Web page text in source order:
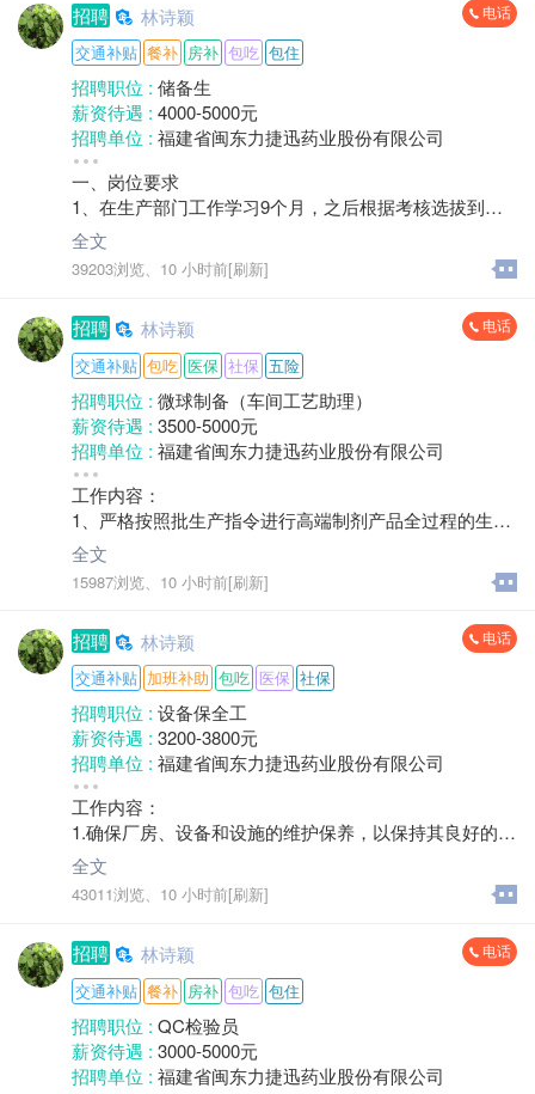
4、做好偏差管理、变更管理、GMP规范生产、记录审核
工作。
任职要求：
1、掌握生产工艺及流程、岗位关键风险控制。
2、熟练设备工作原理和操作方法，有粉针、冻干的工作
经验优先考虑。
3、生产数据与质量问题的分析能力。
4、掌握人力资源管理的人员培训、绩效考核、激励机制
的方法。
5、良好组织能力，跨部门沟通与协调能力。
招聘 林诗颖 电话
交通补贴 餐补 房补 包吃 包住
招聘职位 : 储备生
薪资待遇 : 4000-5000元
招聘单位 : 福建省闽东力捷迅药业股份有限公司
招聘人数 :
性别要求 :性别不限
年龄要求 :年龄不限
学历要求 :
工作经验 :
经验不限
一、岗位要求
1、在生产部门工作学习9个月，之后根据考核选拔到不
同的岗位定岗:工艺、技术、QA、QC2、认真负责，保证
出勤，能独立完成岗位本职工作3.能配合生产出勤，能接
受晚班，能完成岗位工作
1、顶岗学习初期:8:00-17:30
2、后续逐步按生产排班时间工作，根据任务进行，8:00
上班，下班时间根据生产安排不固定，平均每月按法定2
1.75天出勤，通过调休进行调节安排
3、定岗后按照定岗岗位时间安排
全文
39203浏览、 10 小时前[刷新]
招聘 林诗颖 电话
交通补贴 包吃 医保 社保 五险
招聘职位 : 微球制备（车间工艺助理）
薪资待遇 : 3500-5000元
招聘单位 : 福建省闽东力捷迅药业股份有限公司
招聘人数 :
性别要求 :
年龄要求 :35岁以下
学历要求 :
工作经验 :
1-3年
柘荣县 城郊乡
工作内容：
1、严格按照批生产指令进行高端制剂产品全过程的生产
操作；
2、配合高端制剂研究院进行小试放大；
2、负责本岗位工艺规程和标准操作规程的执行，并参与
3、配合工艺验证以及设备再验证工作的实施；
4、负责本岗位生产记录以及附属记录的填写；
5、负责本岗位设备维护保养工作。
任职资格：
1、药学、制药工程、化学工程、生物工程、机械或计算
机等相关专业大专以上学历；
2、了解制药工艺和设备，了解制药行业相关的法规；
3、有1年及以上制药企业从业经验或生产、质量工作经
验者优先；
4、有良好的团队合作精神和责任心，有较强的上进心和
全文
15987浏览、 10 小时前[刷新]
招聘 林诗颖 电话
交通补贴 加班补助 包吃 医保 社保
招聘职位 : 设备保全工
薪资待遇 : 3200-3800元
招聘单位 : 福建省闽东力捷迅药业股份有限公司
招聘人数 :
性别要求 :
年龄要求 :40岁以下
学历要求 :
工作经验 :
3-5年
工作内容：
1.确保厂房、设备和设施的维护保养，以保持其良好的运
行状态；
2.负责厂房、设备和设施日常维修，保持其良好的运行不
影响生产；
4.做好对各车间操作工进行业务指导、监督，做好设备正
确使用、维修保养工作；
任职资格：
（1）大专学历，熟悉自动化操作，能熟练使用PLC优
先，具有一年以上维修工作经验优先，具有计算机电脑IT
全文
43011浏览、 10 小时前[刷新]
招聘 林诗颖 电话
交通补贴 餐补 房补 包吃 包住
招聘职位 : QC检验员
薪资待遇 : 3000-5000元
招聘单位 : 福建省闽东力捷迅药业股份有限公司